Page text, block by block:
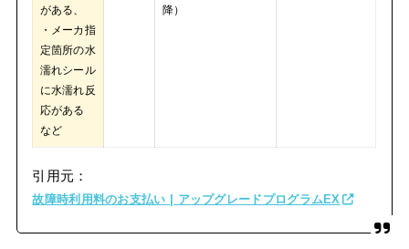
がある、
・メーカ指
定箇所の水
濡れシール
に水濡れ反
応がある
など
降）
引用元：
故障時利用料のお支払い | アップグレードプログラムEX